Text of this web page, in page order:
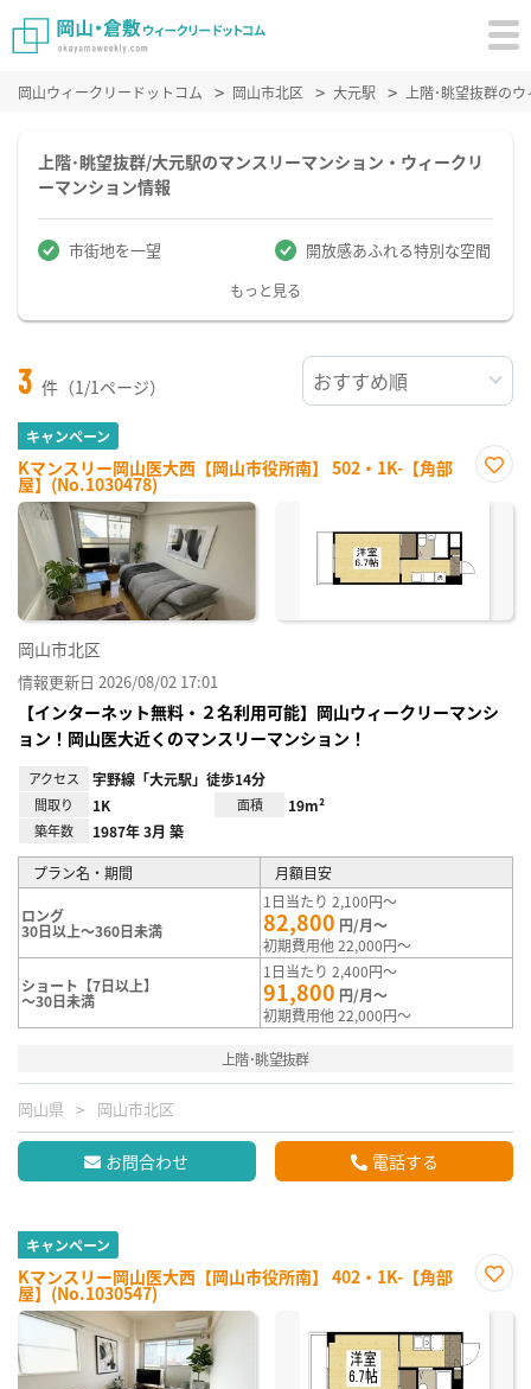
岡山ウィークリードットコム 岡山市北区 大元駅 上階･眺望抜群の
上階･眺望抜群/大元駅のマンスリーマンション・ウィークリ
ーマンション情報
市街地を一望 開放感あふれる特別な空間
もっと見る
3 件（1/1ページ）
キャンペーン
Kマンスリー岡山医大西【岡山市役所南】 502・1K-【角部
屋】(No.1030478)
に入
岡山市北区
情報更新日 2026/08/02 17:01
【インターネット無料・２名利用可能】岡山ウィークリーマンシ
ョン！岡山医大近くのマンスリーマンション！
アクセス 宇野線「大元駅」徒歩14分
間取り 1K 面積 19m²
築年数 1987年 3月 築
プラン名・期間 月額目安
ロング
30日以上～360日未満
1日当たり 2,100円～
82,800 円/月～
初期費用他 22,000円～
ショート【7日以上】
～30日未満
1日当たり 2,400円～
91,800 円/月～
初期費用他 22,000円～
上階･眺望抜群
岡山県 岡山市北区
お問合わせ 電話する
キャンペーン
Kマンスリー岡山医大西【岡山市役所南】 402・1K-【角部
屋】(No.1030547)
に入
録